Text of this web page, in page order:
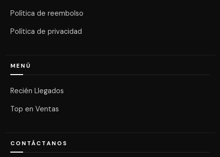
Política de reembolso
Política de privacidad
MENÚ
Recién Llegados
Top en Ventas
CONTÁCTANOS